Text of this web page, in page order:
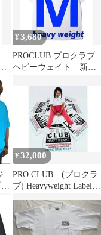
t
¥3,680
PROCLUB プロクラブ
ヘビーウェイト 新
¥32,000
PRO CLUB (プロクラ
ブ) Heavyweight Label